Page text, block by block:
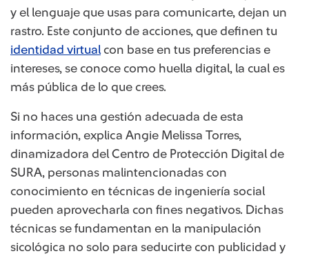
y el lenguaje que usas para comunicarte, dejan un
rastro. Este conjunto de acciones, que definen tu
identidad virtual con base en tus preferencias e
intereses, se conoce como huella digital, la cual es
más pública de lo que crees.
Si no haces una gestión adecuada de esta
información, explica Angie Melissa Torres,
dinamizadora del Centro de Protección Digital de
SURA, personas malintencionadas con
conocimiento en técnicas de ingeniería social
pueden aprovecharla con fines negativos. Dichas
técnicas se fundamentan en la manipulación
sicológica no solo para seducirte con publicidad y